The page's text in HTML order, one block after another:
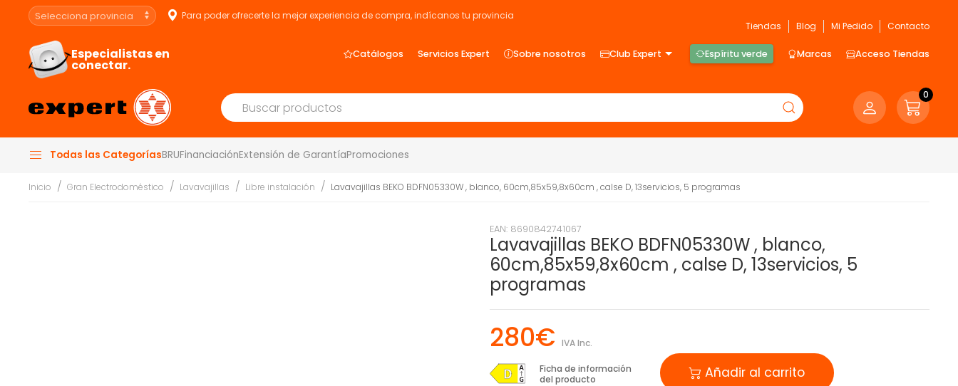
Para poder ofrecerte la mejor experiencia de compra, indícanos tu provincia
Tiendas
Blog Mi Pedido Contacto
Especialistas en
conectar.
Catálogos Servicios Expert Sobre nosotros Club Expert Espíritu verde Marcas Acceso Tiendas
0
Todas las CategoríasBRUFinanciaciónExtensión de GarantíaPromociones
Inicio Gran Electrodoméstico Lavavajillas Libre instalación Lavavajillas BEKO BDFN05330W , blanco, 60cm,85x59,8x60cm , calse D, 13servicios, 5 programas
EAN: 8690842741067
Lavavajillas BEKO BDFN05330W , blanco,
60cm,85x59,8x60cm , calse D, 13servicios, 5
programas
280€ IVA Inc.
Ficha de información
del producto
Añadir al carrito